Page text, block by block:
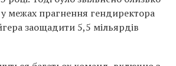
у межах прагнення гендиректора
заощадити 5,5 мільярдів